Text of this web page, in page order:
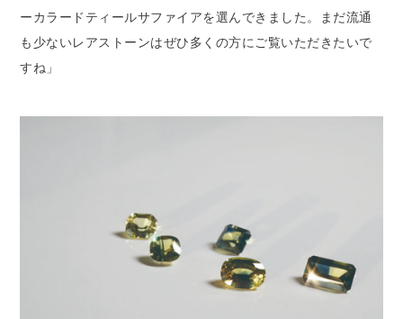
ーカラードティールサファイアを選んできました。まだ流通
も少ないレアストーンはぜひ多くの方にご覧いただきたいで
すね」